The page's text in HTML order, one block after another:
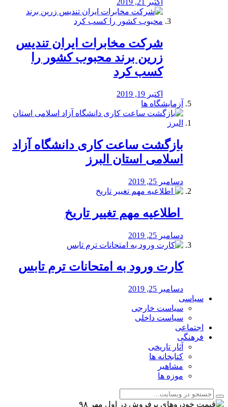
اکتبر 21, 2019
شرکت مخابرات ایران تندیس
زرین برند محبوب کشور را
کسب کرد
اکتبر 19, 2019
آزمایشگاه ها
بازگشت ساعت کاری دانشگاه آزاد
اسلامی استان البرز
دسامبر 25, 2019
️ اطلاعیه مهم تغییر تاریخ
دسامبر 25, 2019
کارت ورود به امتحانات ترم تابس
دسامبر 25, 2019
سیاسی
سیاست خارجی
سیاست داخلی
اجتماعی
فرهنگی
آثار تاریخی
کتابخانه ها
مشاهیر
موزه ها